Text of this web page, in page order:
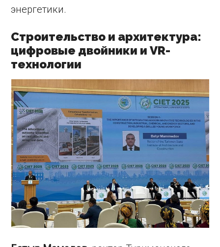
энергетики.
Строительство и архитектура:
цифровые двойники и VR-
технологии